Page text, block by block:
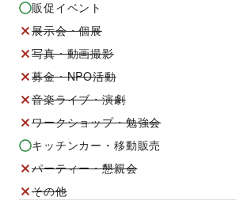
販促イベント
展示会・個展
写真・動画撮影
募金・NPO活動
音楽ライブ・演劇
ワークショップ・勉強会
キッチンカー・移動販売
パーティー・懇親会
その他